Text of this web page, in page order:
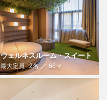
ウェルネスルーム・スイート
最大定員 : 2名 66㎡